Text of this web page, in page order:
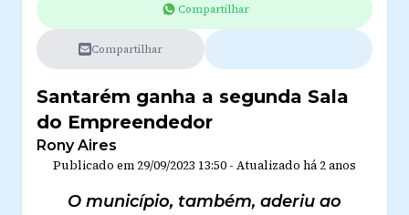
Compartilhar
Compartilhar
Santarém ganha a segunda Sala
do Empreendedor
Rony Aires
Publicado em 29/09/2023 13:50 - Atualizado há 2 anos
O município, também, aderiu ao